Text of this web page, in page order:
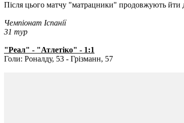
Після цього матчу "матрацники" продовжують йти
Чемпіонат Іспанії
31 тур
"Реал" - "Атлетіко" - 1:1
Голи: Роналду, 53 - Грізманн, 57